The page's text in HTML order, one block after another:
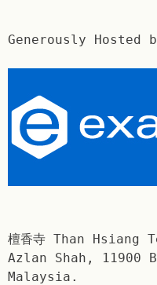
Generously Hosted
檀香寺 Than
Azlan Shah, 11900
Malaysia.